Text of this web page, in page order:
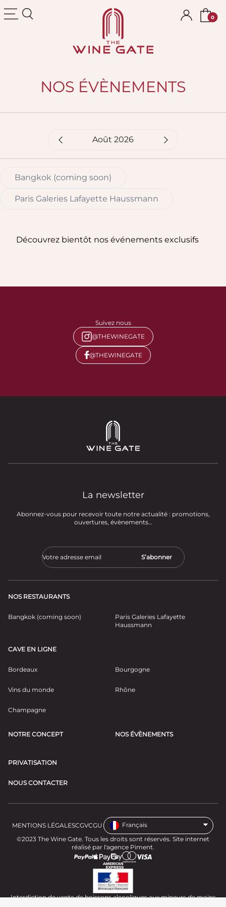
The Wine Gate
NOS ÉVÈNEMENTS
Mois sélectionné
Bangkok (coming soon)
Paris Galeries Lafayette Haussmann
Découvrez bientôt nos événements exclusifs
Suivez nous
@THEWINEGATE
@THEWINEGATE
La newsletter
Abonnez-vous pour recevoir toute notre actualité : promotions,
ouvertures, évènements…
NOS RESTAURANTS
Bangkok (coming soon)
Paris Galeries Lafayette
Haussmann
CAVE EN LIGNE
Bordeaux Bourgogne
Vins du monde Rhône
Champagne
NOTRE CONCEPT NOS ÉVÈNEMENTS
PRIVATISATION
NOUS CONTACTER
MENTIONS LÉGALESCGVCGU
Français
©2023 The Wine Gate. Tous les droits sont réservés. Site internet
réalisé par l'agence Piment.
Interdiction de vente de boissons alcooliques aux mineurs de moins